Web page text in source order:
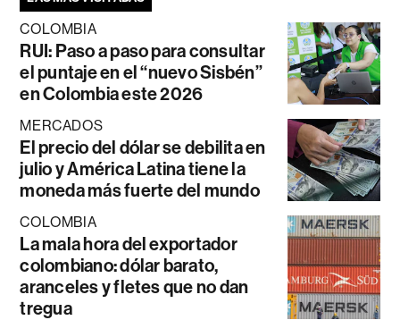
COLOMBIA
RUI: Paso a paso para consultar
el puntaje en el “nuevo Sisbén”
en Colombia este 2026
MERCADOS
El precio del dólar se debilita en
julio y América Latina tiene la
moneda más fuerte del mundo
COLOMBIA
La mala hora del exportador
colombiano: dólar barato,
aranceles y fletes que no dan
tregua